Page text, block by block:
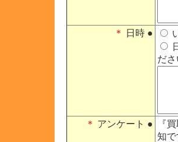
＊ 日時 ●
だ
＊ アンケート ●
『
知